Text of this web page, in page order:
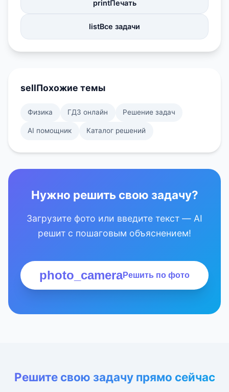
printПечать
listВсе задачи
sellПохожие темы
Физика ГДЗ онлайн Решение задач
AI помощник Каталог решений
Нужно решить свою задачу?
Загрузите фото или введите текст — AI
решит с пошаговым объяснением!
photo_cameraРешить по фото
Решите свою задачу прямо сейчас